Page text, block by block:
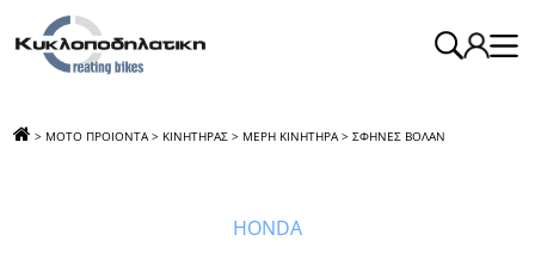
> ΜΟΤΟ ΠΡΟΙΟΝΤΑ > ΚΙΝΗΤΗΡΑΣ > ΜΕΡΗ ΚΙΝΗΤΗΡΑ > ΣΦΗΝΕΣ ΒΟΛΑΝ
HONDA